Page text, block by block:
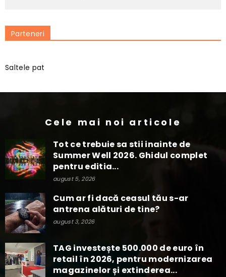
Parteneri
Saltele pat
Cele mai noi articole
Tot ce trebuie sa stii inainte de
Summer Well 2026. Ghidul complet
pentru editia...
august 5, 2026
Cum ar fi dacă ceasul tău s-ar
antrena alături de tine?
august 3, 2026
TAG investește 500.000 de euro în
retail în 2026, pentru modernizarea
magazinelor și extinderea...